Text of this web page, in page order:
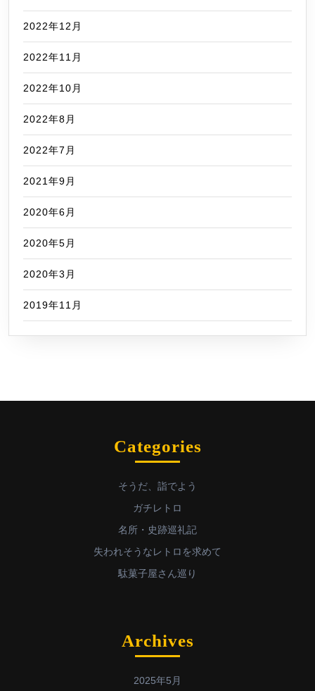
2022年12月
2022年11月
2022年10月
2022年8月
2022年7月
2021年9月
2020年6月
2020年5月
2020年3月
2019年11月
Categories
そうだ、詣でよう
ガチレトロ
名所・史跡巡礼記
失われそうなレトロを求めて
駄菓子屋さん巡り
Archives
2025年5月